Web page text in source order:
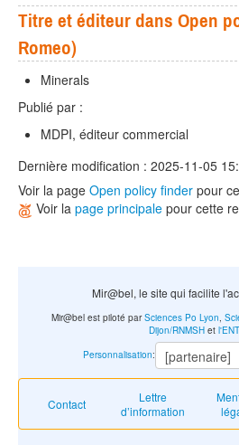
Titre et éditeur dans Open
Romeo)
Minerals
Publié par :
MDPI, éditeur commercial
Dernière modification : 2025-11-05
Voir la page Open policy finder pour
Voir la page principale pour cette
Mir@bel, le site qui facilite
Contact
Lettre
d’information
Mir@bel est piloté parSciences Po Lyon,
Dijon/RNMSH et
Personnalisation: